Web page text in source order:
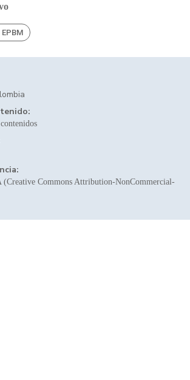
(Creative Commons Attribution-NonCommercial-